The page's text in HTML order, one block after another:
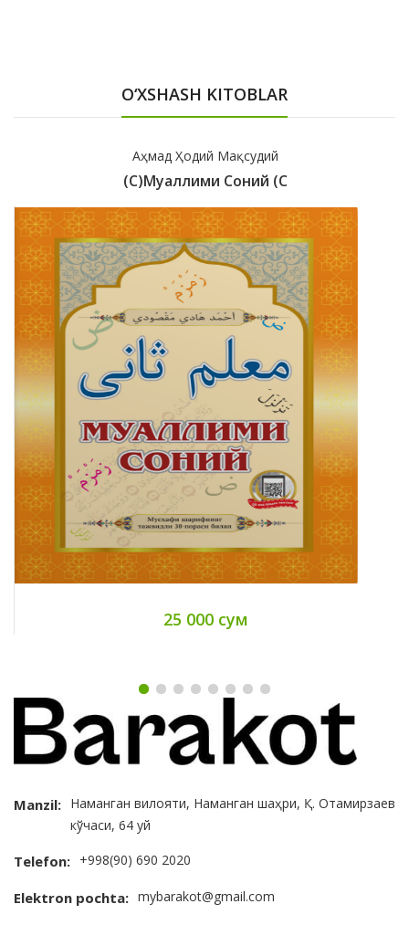
O‘XSHASH KITOBLAR
Аҳмад Ҳодий Мақсудий
(с)Муаллими Соний (с
25 000 сум
Manzil: Наманган вилояти, Наманган шаҳри, Қ. Отамирзаев
кўчаси, 64 уй
Telefon: +998(90) 690 2020
Elektron pochta: mybarakot@gmail.com